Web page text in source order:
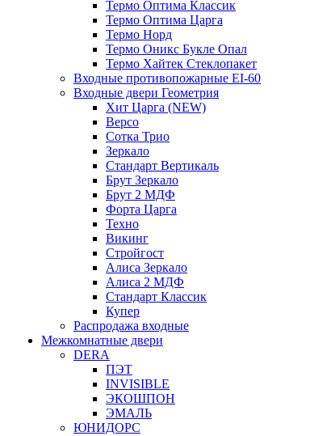
Термо Оптима Классик
Термо Оптима Царга
Термо Норд
Термо Оникс Букле Опал
Термо Хайтек Стеклопакет
Входные противопожарные EI-60
Входные двери Геометрия
Хит Царга (NEW)
Версо
Сотка Трио
Зеркало
Стандарт Вертикаль
Брут Зеркало
Брут 2 МДФ
Форта Царга
Техно
Викинг
Стройгост
Алиса Зеркало
Алиса 2 МДФ
Стандарт Классик
Купер
Распродажа входные
Межкомнатные двери
DERA
ПЭТ
INVISIBLE
ЭКОШПОН
ЭМАЛЬ
ЮНИДОРС